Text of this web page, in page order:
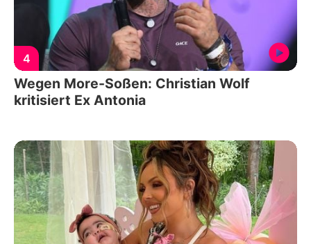
4
Wegen More-Soßen: Christian Wolf
kritisiert Ex Antonia